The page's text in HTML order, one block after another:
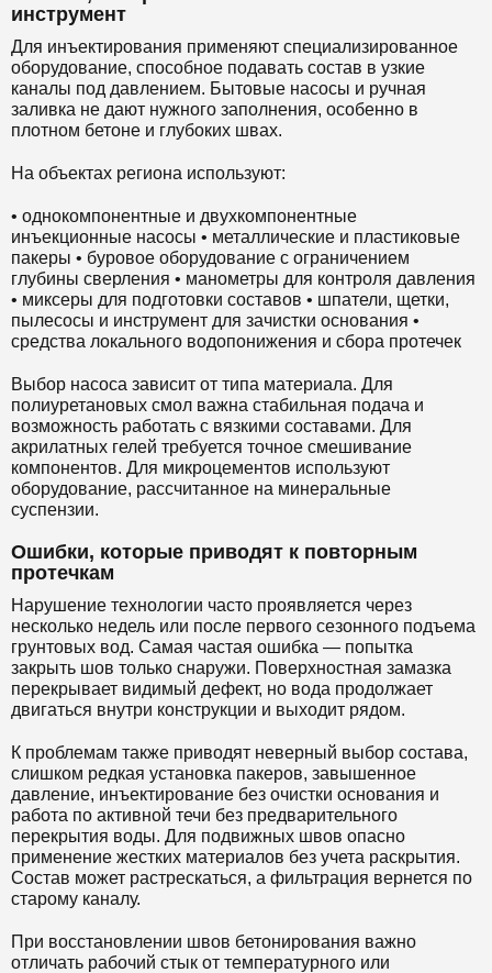
инструмент
Для инъектирования применяют специализированное
оборудование, способное подавать состав в узкие
каналы под давлением. Бытовые насосы и ручная
заливка не дают нужного заполнения, особенно в
плотном бетоне и глубоких швах.
На объектах региона используют:
• однокомпонентные и двухкомпонентные
инъекционные насосы • металлические и пластиковые
пакеры • буровое оборудование с ограничением
глубины сверления • манометры для контроля давления
• миксеры для подготовки составов • шпатели, щетки,
пылесосы и инструмент для зачистки основания •
средства локального водопонижения и сбора протечек
Выбор насоса зависит от типа материала. Для
полиуретановых смол важна стабильная подача и
возможность работать с вязкими составами. Для
акрилатных гелей требуется точное смешивание
компонентов. Для микроцементов используют
оборудование, рассчитанное на минеральные
суспензии.
Ошибки, которые приводят к повторным
протечкам
Нарушение технологии часто проявляется через
несколько недель или после первого сезонного подъема
грунтовых вод. Самая частая ошибка — попытка
закрыть шов только снаружи. Поверхностная замазка
перекрывает видимый дефект, но вода продолжает
двигаться внутри конструкции и выходит рядом.
К проблемам также приводят неверный выбор состава,
слишком редкая установка пакеров, завышенное
давление, инъектирование без очистки основания и
работа по активной течи без предварительного
перекрытия воды. Для подвижных швов опасно
применение жестких материалов без учета раскрытия.
Состав может растрескаться, а фильтрация вернется по
старому каналу.
При восстановлении швов бетонирования важно
отличать рабочий стык от температурного или